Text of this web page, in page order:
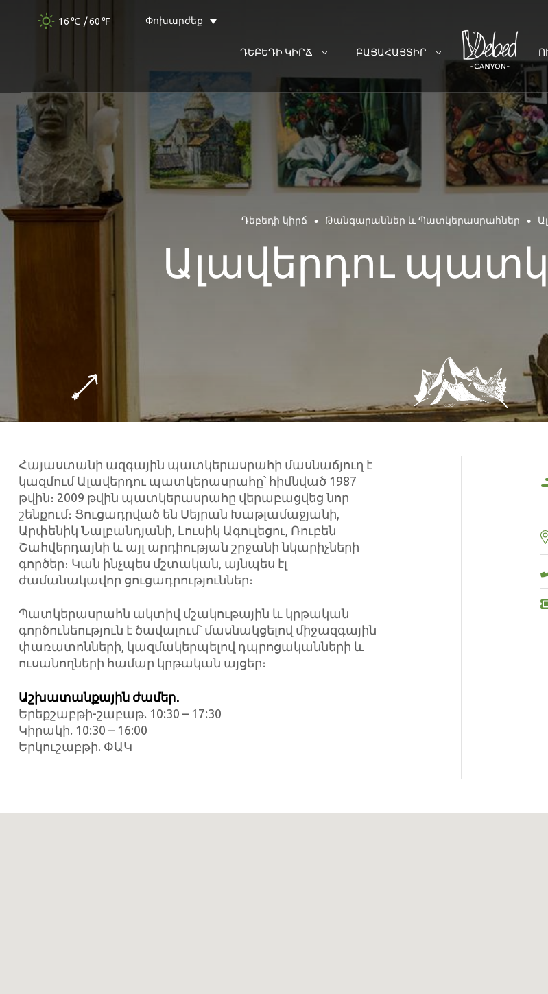
16 / 60 Փոխարժեք
ԴԵԲԵԴԻ ԿԻՐՃ ԲԱՑԱՀԱՅՏԻՐ
Դեբեդի կիրճ • Թանգարաններ և Պատկերասրահներ •
Ալավերդու
Հայաստանի ազգային պատկերասրահի մասնաճյուղ է
կազմում Ալավերդու պատկերասրահը՝ հիմնված 1987
թվին։ 2009 թվին պատկերասրահը վերաբացվեց նոր
շենքում։ Ցուցադրված են Սեյրան Խաթլամաջյանի,
Արփենիկ Նալբանդյանի, Լուսիկ Ագուլեցու, Ռուբեն
Շահվերդայնի և այլ արդիության շրջանի նկարիչների
գործեր։ Կան ինչպես մշտական, այնպես էլ
ժամանակավոր ցուցադրություններ։
Պատկերասրահն ակտիվ մշակութային և կրթական
գործունեություն է ծավալում՝ մասնակցելով միջազգային
փառատոնների, կազմակերպելով դպրոցականների և
ուսանողների համար կրթական այցեր։
Աշխատանքային ժամեր․
Երեքշաբթի-շաբաթ. 10:30 – 17:30
Կիրակի. 10:30 – 16:00
Երկուշաբթի. ՓԱԿ